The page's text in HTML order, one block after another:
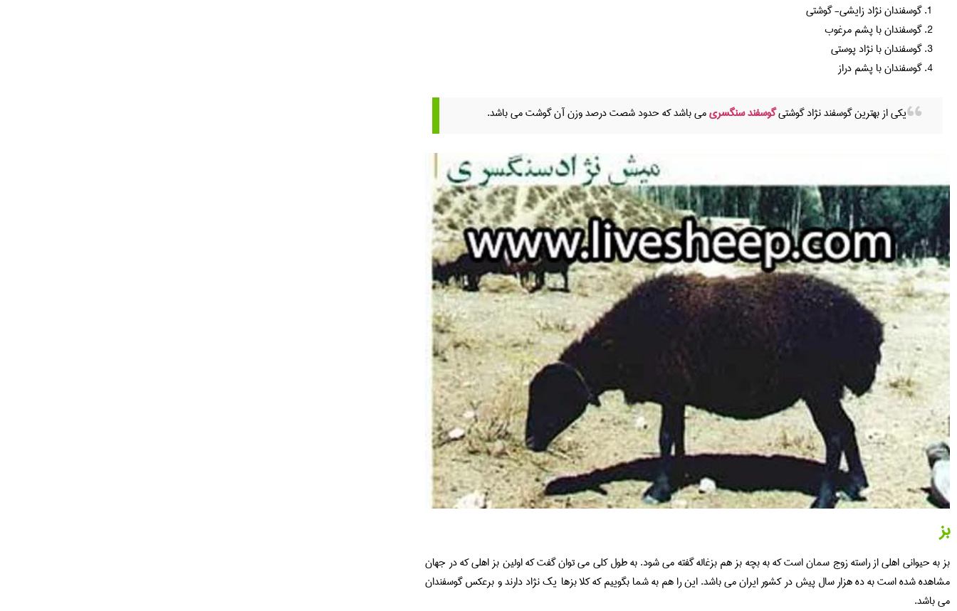
گوسفندان نژاد زایشی- گوشتی
گوسفندان با پشم مرغوب
گوسفندان با نژاد پوستی
گوسفندان با پشم دراز
یکی از بهترین گوسفند نژاد گوشتیگوسفند سنگسریمی باشد که حدود شصت درصد وزن آن گوشت می باشد.
بز
بز به حیوانی اهلی از راسته زوج سمان است که به بچه بز هم بزغاله گفته می شود. به طول کلی می توان گفت که اولین بز اهلی که در جهان
مشاهده شده است به ده هزار سال پیش در کشور ایران می باشد. این را هم به شما بگوییم که کلا بزها یک نژاد دارند و برعکس گوسفندان
می باشد.